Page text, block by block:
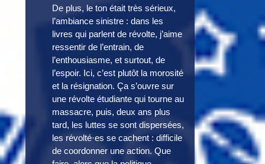
De plus, le ton était très sérieux,
l’ambiance sinistre : dans les
livres qui parlent de révolte, j’aime
ressentir de l’entrain, de
l’enthousiasme, et surtout, de
l’espoir. Ici, c’est plutôt la morosité
et la résignation. Ça s’ouvre sur
une révolte étudiante qui tourne au
massacre, puis, deux ans plus
tard, les luttes se sont dispersées,
les révolté·es se cachent : difficile
de coordonner une action. Que